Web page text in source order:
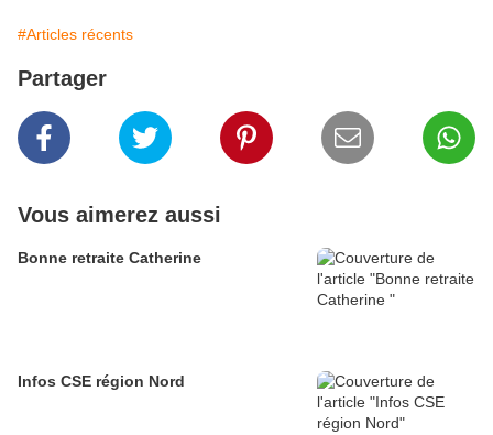
#Articles récents
Partager
Vous aimerez aussi
Bonne retraite Catherine
Infos CSE région Nord